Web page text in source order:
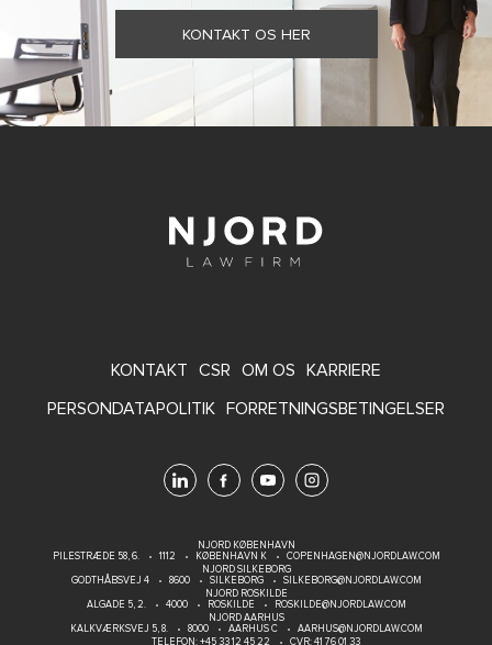
KONTAKT OS HER
FOOTER
MENU
KONTAKT CSR OM OS KARRIERE
PERSONDATAPOLITIK FORRETNINGSBETINGELSER
NJORD KØBENHAVN
PILESTRÆDE 58, 6.
1112 KØBENHAVN K
COPENHAGEN@NJORDLAW.COM
NJORD SILKEBORG
GODTHÅBSVEJ 4
8600 SILKEBORG
SILKEBORG@NJORDLAW.COM
NJORD ROSKILDE
ALGADE 5, 2.
4000 ROSKILDE
ROSKILDE@NJORDLAW.COM
NJORD AARHUS
KALKVÆRKSVEJ 5, 8.
8000 AARHUS C
AARHUS@NJORDLAW.COM